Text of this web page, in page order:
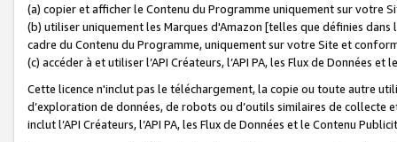
(a) copier et afficher le Contenu du Programme uniquement sur votre
(b) utiliser uniquement les Marques d'Amazon [telles que définies dans
cadre du Contenu du Programme, uniquement sur votre Site et
(c) accéder à et utiliser l’API Créateurs, l’API PA, les Flux de Données
Cette licence n'inclut pas le téléchargement, la copie ou toute autre
d’exploration de données, de robots ou d’outils similaires de
inclut l’API Créateurs, l’API PA, les Flux de Données et le Contenu